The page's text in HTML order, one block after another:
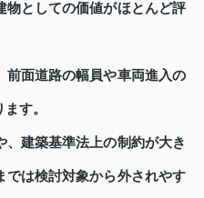
物としての価値がほとんど評
前面道路の幅員や車両進入の
す。
建築基準法上の制約が大き
では検討対象から外されやす